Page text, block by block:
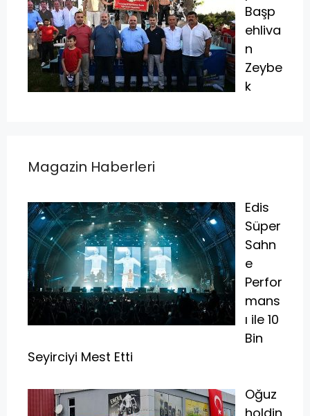
Başp
ehliva
n
Zeybe
k
Magazin Haberleri
Edis
Süper
Sahn
e
Perfor
mans
ı ile 10
Bin
Seyirciyi Mest Etti
Oğuz